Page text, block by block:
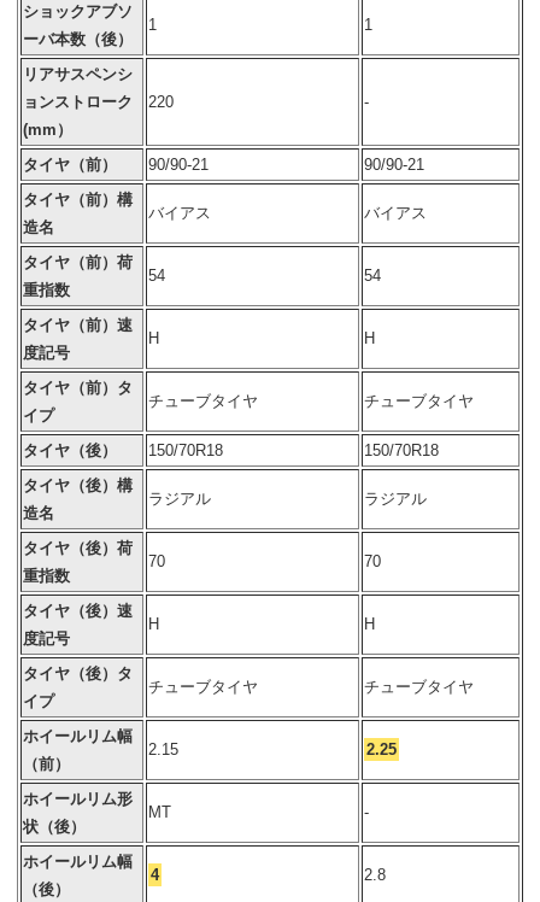
ショックアブソ
ーバ本数（後）
1 1
リアサスペンシ
ョンストローク
(mm）
220 -
タイヤ（前） 90/90-21
90/90-21
タイヤ（前）構
造名
バイアス バイアス
タイヤ（前）荷
重指数
54 54
タイヤ（前）速
度記号
H H
タイヤ（前）タ
イプ
チューブタイヤ チューブタイヤ
タイヤ（後） 150/70R18
150/70R18
タイヤ（後）構
造名
ラジアル ラジアル
タイヤ（後）荷
重指数
70 70
タイヤ（後）速
度記号
H H
タイヤ（後）タ
イプ
チューブタイヤ チューブタイヤ
ホイールリム幅
（前）
2.15 2.25
ホイールリム形
状（後）
MT -
ホイールリム幅
（後）
4 2.8